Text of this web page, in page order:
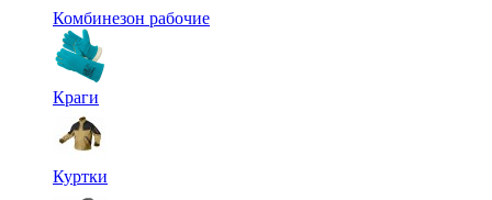
Комбинезон рабочие
Краги
Куртки